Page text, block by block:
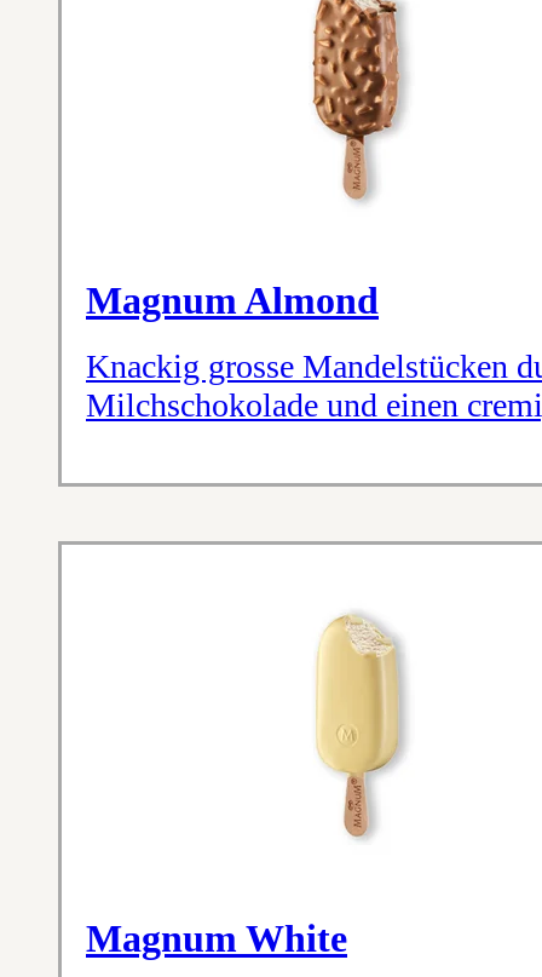
Magnum Almond
Knackig grosse Mandelstücken
Milchschokolade und einen
Magnum White